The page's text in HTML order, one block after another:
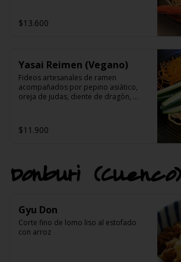
aceite de sesamo.
$13.600
Yasai Reimen (Vegano)
Fideos artesanales de ramen
acompañados por pepino asiàtico,
oreja de judas, diente de dragòn,
tahini(sèsamo), ajo y pasta de aji.
$11.900
Donburi (Cuenco)
Gyu Don
Corte fino de lomo liso al estofado
con arroz